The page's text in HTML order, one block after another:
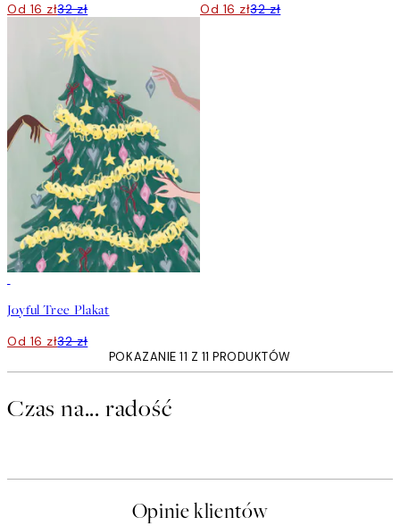
Od 16 zł32 zł Od 16 zł32 zł
Joyful Tree Plakat
Od 16 zł32 zł
POKAZANIE 11 Z 11 PRODUKTÓW
Czas na... radość
Opinie klientów